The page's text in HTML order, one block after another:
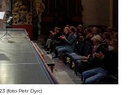
(foto Petr Dyrc)